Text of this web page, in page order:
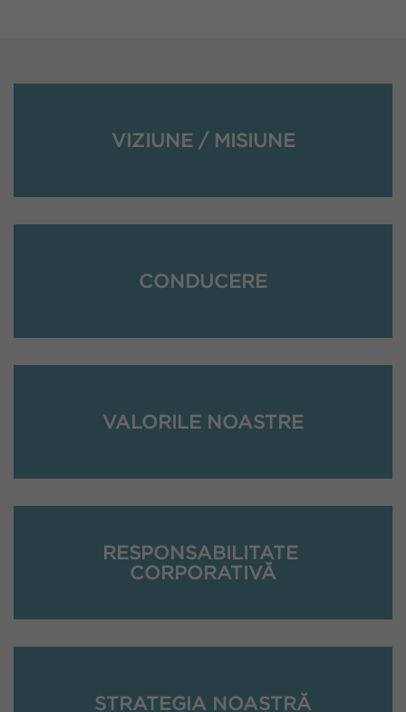
VIZIUNE / MISIUNE
CONDUCERE
VALORILE NOASTRE
RESPONSABILITATE
CORPORATIVĂ
STRATEGIA NOASTRĂ